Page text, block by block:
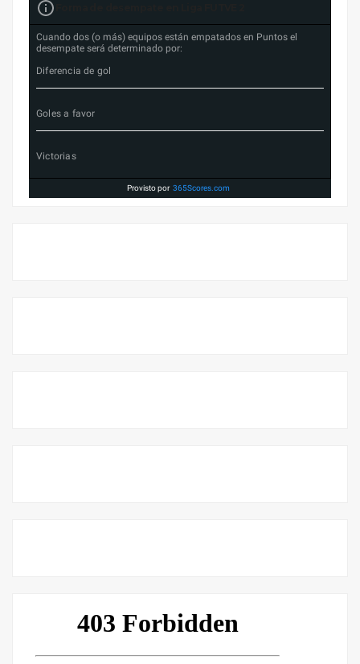
Cuando dos (o más) equipos están empatados en Puntos el
desempate será determinado por:
Diferencia de gol
Goles a favor
Victorias
Provisto por 365Scores.com